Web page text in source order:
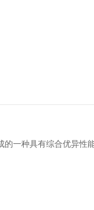
一种具有综合优异性